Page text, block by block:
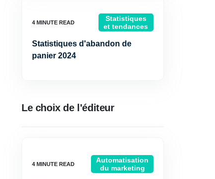
Statistiques
et tendances
Statistiques d'abandon de
panier 2024
Le choix de l'éditeur
Automatisation
du marketing